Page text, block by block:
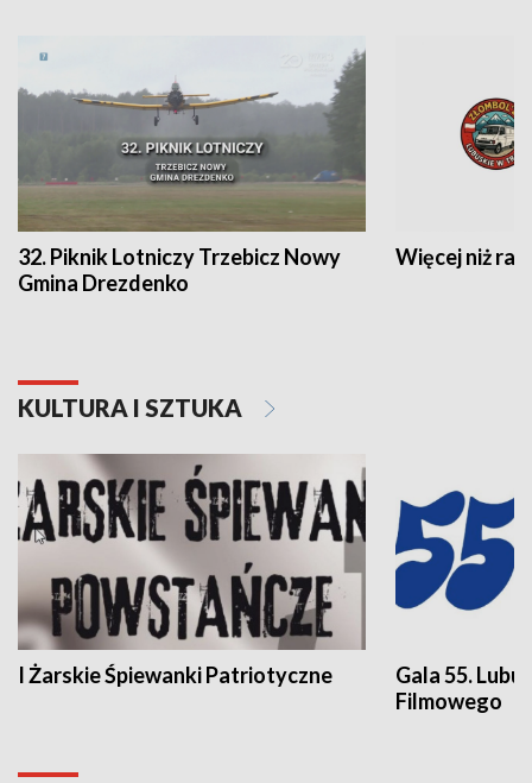
32. Piknik Lotniczy Trzebicz Nowy
Gmina Drezdenko
Więcej niż rajd
KULTURA I SZTUKA
I Żarskie Śpiewanki Patriotyczne
Gala 55.
Filmowego